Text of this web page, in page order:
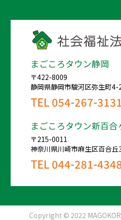
まごころタウン静岡
〒422-8009
静岡県静岡市駿河区弥生町4-
TEL054-267-
まごころタウン新百合
〒215-0011
神奈川県川崎市麻生区百合
TEL044-281-
Copyright © 2022